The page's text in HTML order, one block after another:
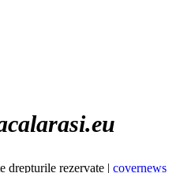
drepturile rezervate | covernews